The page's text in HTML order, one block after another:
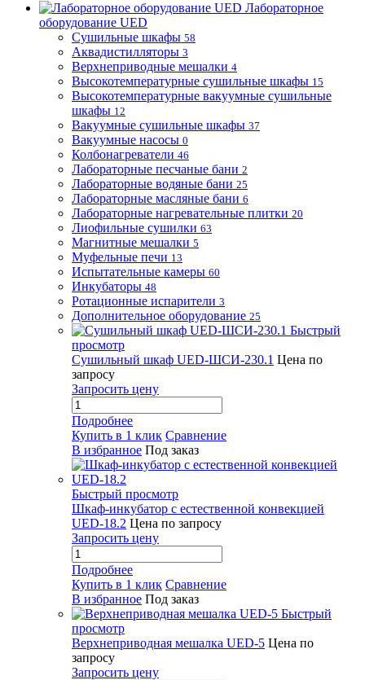
Лабораторное
оборудование UED
Сушильные шкафы 58
Аквадистилляторы 3
Верхнеприводные мешалки 4
Высокотемпературные сушильные шкафы 15
Высокотемпературные вакуумные сушильные
шкафы 12
Вакуумные сушильные шкафы 37
Вакуумные насосы 0
Колбонагреватели 46
Лабораторные песчаные бани 2
Лабораторные водяные бани 25
Лабораторные масляные бани 6
Лабораторные нагревательные плитки 20
Лиофильные сушилки 63
Магнитные мешалки 5
Муфельные печи 13
Испытательные камеры 60
Инкубаторы 48
Ротационные испарители 3
Дополнительное оборудование 25
Быстрый
просмотр
Сушильный шкаф UED-ШСИ-230.1 Цена по
запросу
Запросить цену
Подробнее
Купить в 1 клик Сравнение
В избранное Под заказ
Быстрый просмотр
Шкаф-инкубатор с естественной конвекцией
UED-18.2 Цена по запросу
Запросить цену
Подробнее
Купить в 1 клик Сравнение
В избранное Под заказ
Быстрый
просмотр
Верхнеприводная мешалка UED-5 Цена по
запросу
Запросить цену